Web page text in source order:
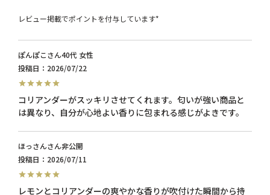
レビュー掲載でポイントを付与しています*
ぽんぽこ 40代 女性
投稿日
2026/07/22
コリアンダーがスッキリさせてくれます。匂いが強い商品と
は異なり、自分が心地よい香りに包まれる感じがよきです。
ほっさん
非公開
投稿日
2026/07/11
レモンとコリアンダーの爽やかな香りが吹付けた瞬間から持